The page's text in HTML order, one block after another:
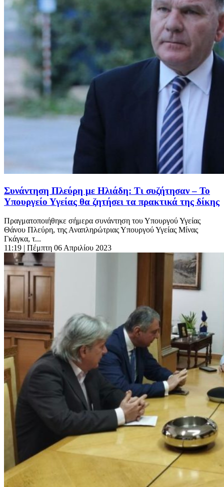
Συνάντηση Πλεύρη με Ηλιάδη: Τι συζήτησαν – Το
Υπουργείο Υγείας θα ζητήσει τα πρακτικά της δίκης
Πραγματοποιήθηκε σήμερα συνάντηση του Υπουργού Υγείας
Θάνου Πλεύρη, της Αναπληρώτριας Υπουργού Υγείας Μίνας
Γκάγκα, τ...
11:19 | Πέμπτη 06 Απριλίου 2023